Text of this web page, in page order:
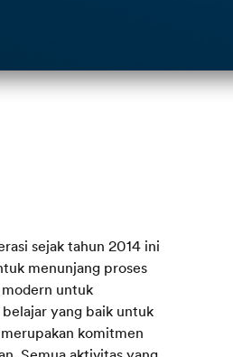
sejak tahun 2014 ini
menunjang proses
untuk
yang baik untuk
komitmen